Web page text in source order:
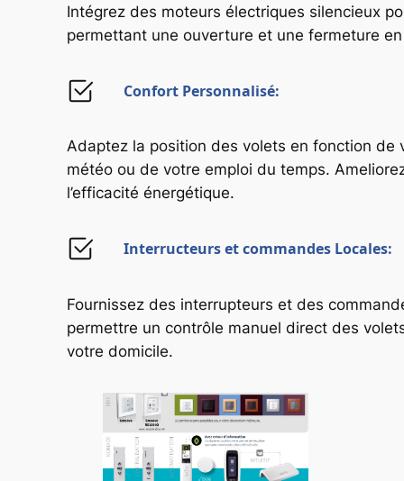
Intégrez des moteurs électriques silencieux
permettant une ouverture et une fermeture
Confort Personnalisé:
Adaptez la position des volets en fonction de
météo ou de votre emploi du temps.
l’efficacité énergétique.
Interructeurs et commandes Locales:
Fournissez des interrupteurs et des
permettre un contrôle manuel direct des
votre domicile.